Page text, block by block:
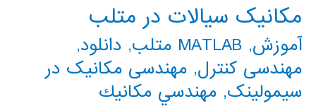
مکانیک سیالات در متلب
آموزش, MATLAB متلب , دانلود,
مهندسی کنترل, مهندسی مکانیک در
سیمولینک, مهندسي مكانيك